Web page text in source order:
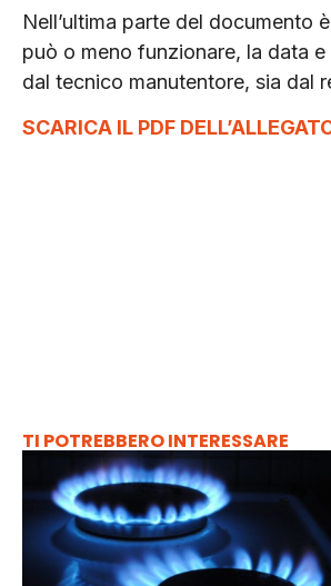
Nell’ultima parte del documento
può o meno funzionare, la data
dal tecnico manutentore, sia dal
SCARICA IL PDF
TI POTREBBERO INTERESSARE